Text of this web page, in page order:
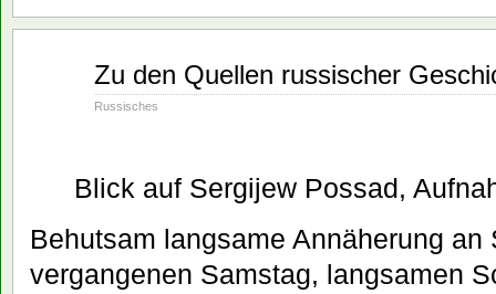
Zu den Quellen russischer
Russisches
Blick auf Sergijew Possad,
Behutsam langsame Annäherung
vergangenen Samstag, langsamen